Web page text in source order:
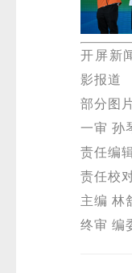
开屏新
影报道
部分图
一审 孙
责任编
责任校
主编 林
终审 编